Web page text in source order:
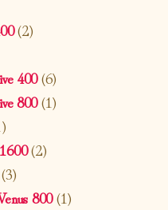
(2)
400(6)
800(1)
(2)
800(1)